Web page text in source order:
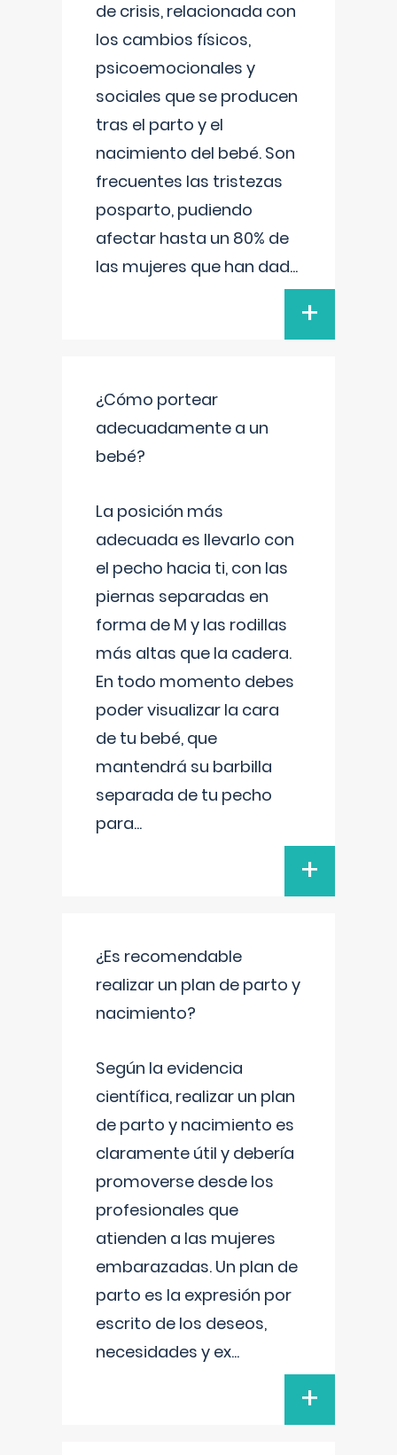
de crisis, relacionada con
los cambios físicos,
psicoemocionales y
sociales que se producen
tras el parto y el
nacimiento del bebé. Son
frecuentes las tristezas
posparto, pudiendo
afectar hasta un 80% de
las mujeres que han dad...
+
¿Cómo portear
adecuadamente a un
bebé?
La posición más
adecuada es llevarlo con
el pecho hacia ti, con las
piernas separadas en
forma de M y las rodillas
más altas que la cadera.
En todo momento debes
poder visualizar la cara
de tu bebé, que
mantendrá su barbilla
separada de tu pecho
para...
+
¿Es recomendable
realizar un plan de parto y
nacimiento?
Según la evidencia
científica, realizar un plan
de parto y nacimiento es
claramente útil y debería
promoverse desde los
profesionales que
atienden a las mujeres
embarazadas. Un plan de
parto es la expresión por
escrito de los deseos,
necesidades y ex...
+